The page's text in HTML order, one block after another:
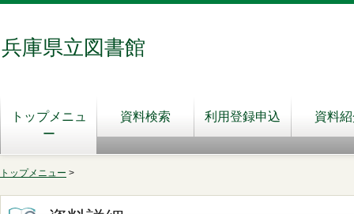
兵庫県立図書館
トップメニュ
ー
資料検索 利用登録申込 資料
トップメニュー >